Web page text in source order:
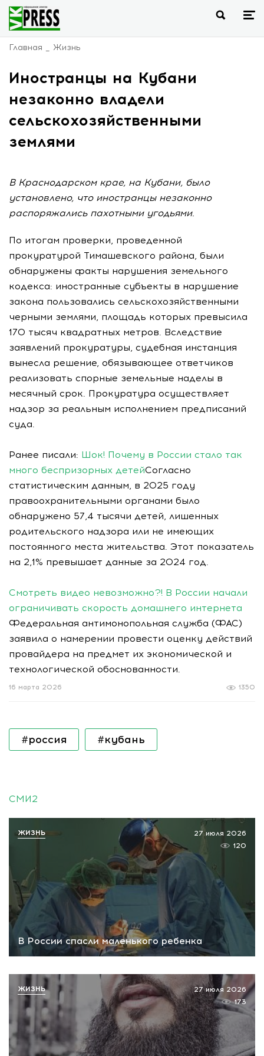
Главная Жизнь
Иностранцы на Кубани
незаконно владели
сельскохозяйственными
землями
В Краснодарском крае, на Кубани, было
установлено, что иностранцы незаконно
распоряжались пахотными угодьями.
По итогам проверки, проведенной
прокуратурой Тимашевского района, были
обнаружены факты нарушения земельного
кодекса: иностранные субъекты в нарушение
закона пользовались сельскохозяйственными
черными землями, площадь которых превысила
170 тысяч квадратных метров. Вследствие
заявлений прокуратуры, судебная инстанция
вынесла решение, обязывающее ответчиков
реализовать спорные земельные наделы в
месячный срок. Прокуратура осуществляет
надзор за реальным исполнением предписаний
суда.
Ранее писали: Шок! Почему в России стало так
много беспризорных детейСогласно
статистическим данным, в 2025 году
правоохранительными органами было
обнаружено 57,4 тысячи детей, лишенных
родительского надзора или не имеющих
постоянного места жительства. Этот показатель
на 2,1% превышает данные за 2024 год.
Смотреть видео невозможно?! В России начали
ограничивать скорость домашнего интернета
Федеральная антимонопольная служба (ФАС)
заявила о намерении провести оценку действий
провайдера на предмет их экономической и
технологической обоснованности.
1350
16 марта 2026
#россия #кубань
СМИ2
В России спасли маленького ребенка
27 июля 2026
120
ЖИЗНЬ
27 июля 2026
173
ЖИЗНЬ